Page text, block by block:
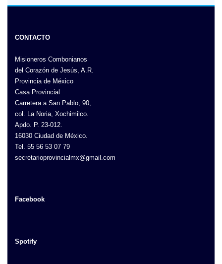
CONTACTO
Misioneros Combonianos
del Corazón de Jesús, A.R.
Provincia de México
Casa Provincial
Carretera a San Pablo, 90,
col. La Noria, Xochimilco.
Apdo. P. 23-012.
16030 Ciudad de México.
Tel. 55 56 53 07 79
secretarioprovincialmx@gmail.com
Facebook
Spotify